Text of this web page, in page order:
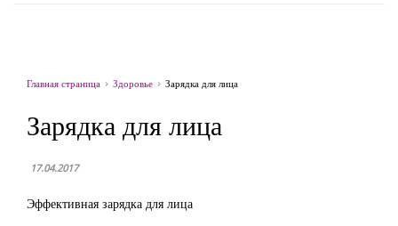
Главная страница Здоровье Зарядка для лица
Зарядка для лица
17.04.2017
Эффективная зарядка для лица